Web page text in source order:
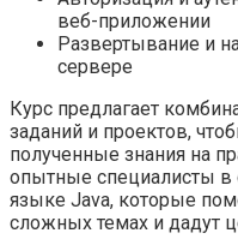
веб-приложении
Развертывание и
сервере
Курс предлагает
заданий и проектов,
полученные знания на
опытные специалисты в
языке Java, которые
сложных темах и дадут